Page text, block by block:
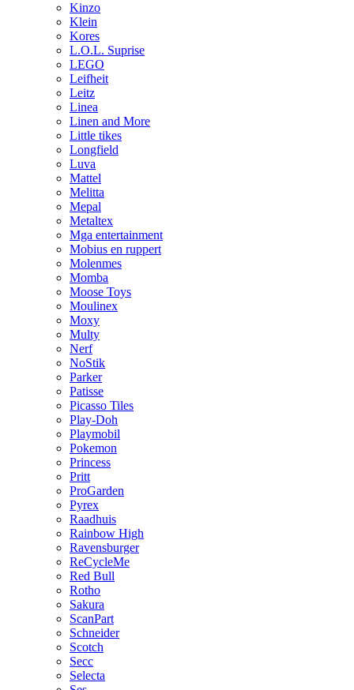
Kinzo
Klein
Kores
L.O.L. Suprise
LEGO
Leifheit
Leitz
Linea
Linen and More
Little tikes
Longfield
Luva
Mattel
Melitta
Mepal
Metaltex
Mga entertainment
Mobius en ruppert
Molenmes
Momba
Moose Toys
Moulinex
Moxy
Multy
Nerf
NoStik
Parker
Patisse
Picasso Tiles
Play-Doh
Playmobil
Pokemon
Princess
Pritt
ProGarden
Pyrex
Raadhuis
Rainbow High
Ravensburger
ReCycleMe
Red Bull
Rotho
Sakura
ScanPart
Schneider
Scotch
Secc
Selecta